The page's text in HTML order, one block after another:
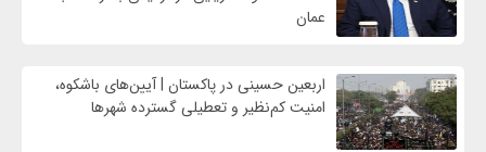
عمان
اربعین حسینی در پاکستان | آیین‌های باشکوه،
امنیت کم‌نظیر و تعطیلی گسترده شهرها